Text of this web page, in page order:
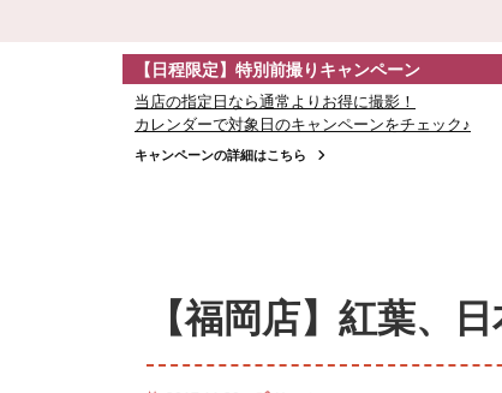
【日程限定】特別前撮りキャンペーン
当店の指定日なら通常よりお得に撮影！
カレンダーで対象日のキャンペーンをチェック♪
キャンペーンの詳細はこちら
【福岡店】紅葉、